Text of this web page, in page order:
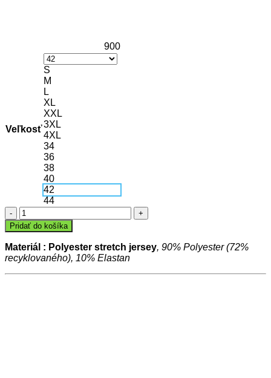
900
Veľkosť
S
M
L
XL
XXL
3XL
4XL
34
36
38
40
42
44
množstvo
Polokošeľa
PRO
CASUAL
Pridať do košíka
Materiál : Polyester stretch jersey, 90% Polyester (72%
recyklovaného), 10% Elastan